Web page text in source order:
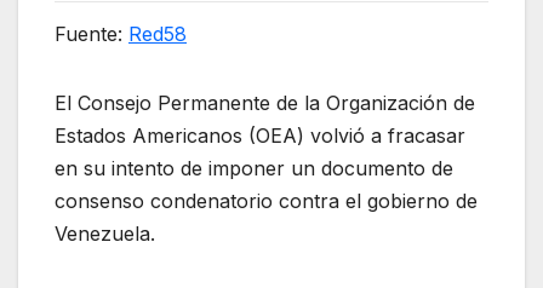
Fuente: Red58
El Consejo Permanente de la Organización de
Estados Americanos (OEA) volvió a fracasar
en su intento de imponer un documento de
consenso condenatorio contra el gobierno de
Venezuela.